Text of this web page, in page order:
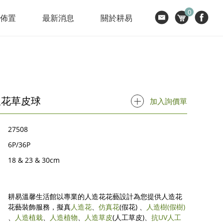
置 最新消息 關於耕易
0
草皮球 加入詢價單
27508
6P/36P
18 & 23 & 30cm
耕易溫馨生活館以專業的人造花花藝設計為您提供人造花
花藝裝飾服務，擬真人造花、 仿真花(假花) 、 人造樹(假樹)
、
人造植栽、 人造植物、 人造草皮(人工草皮)、 抗UV人工